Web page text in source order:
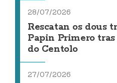
28/07/2026
Rescatan os dous
Papin Primero
do Centolo
27/07/2026